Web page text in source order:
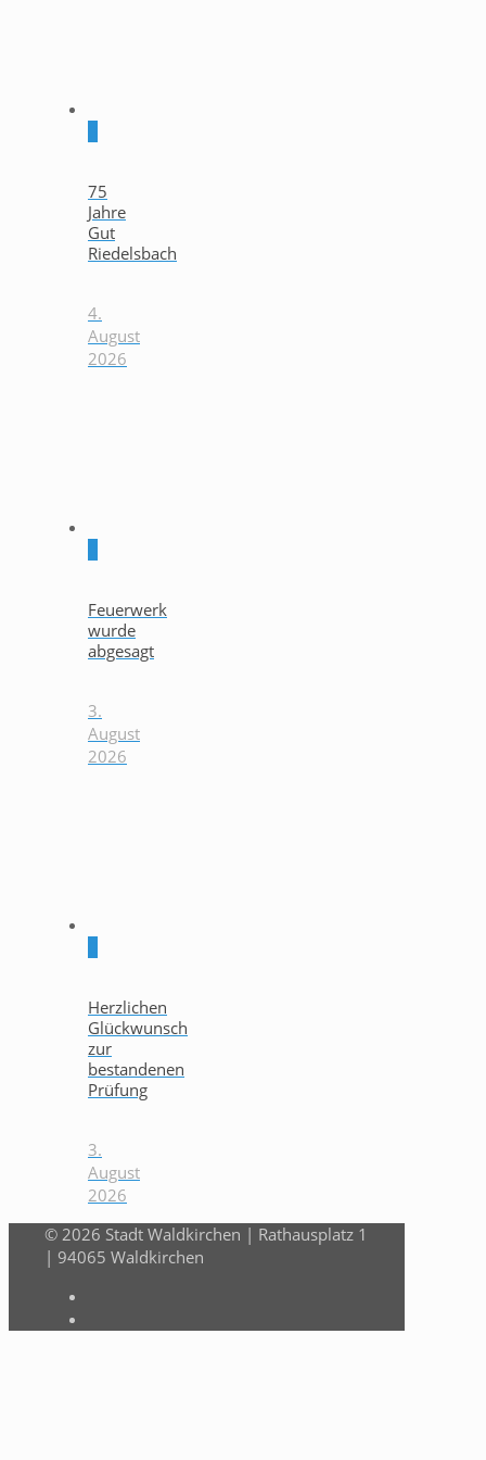
75
Jahre
Gut
Riedelsbach
4.
August
2026
Feuerwerk
wurde
abgesagt
3.
August
2026
Herzlichen
Glückwunsch
zur
bestandenen
Prüfung
3.
August
2026
© 2026 Stadt Waldkirchen | Rathausplatz 1
| 94065 Waldkirchen